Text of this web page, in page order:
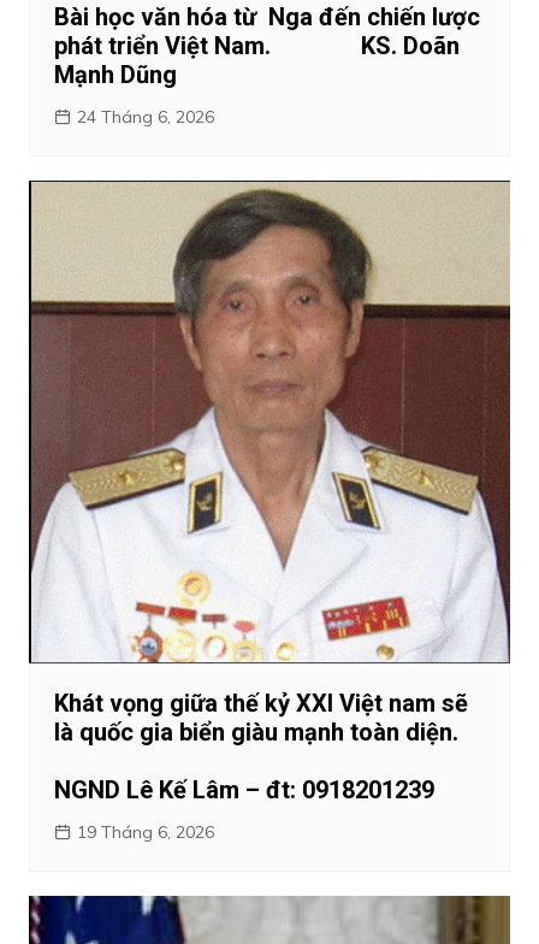
Bài học văn hóa từ Nga đến chiến lược
phát triển Việt Nam. KS. Doãn
Mạnh Dũng
24 Tháng 6, 2026
Khát vọng giữa thế kỷ XXI Việt nam sẽ
là quốc gia biển giàu mạnh toàn diện.
NGND Lê Kế Lâm – đt: 0918201239
19 Tháng 6, 2026